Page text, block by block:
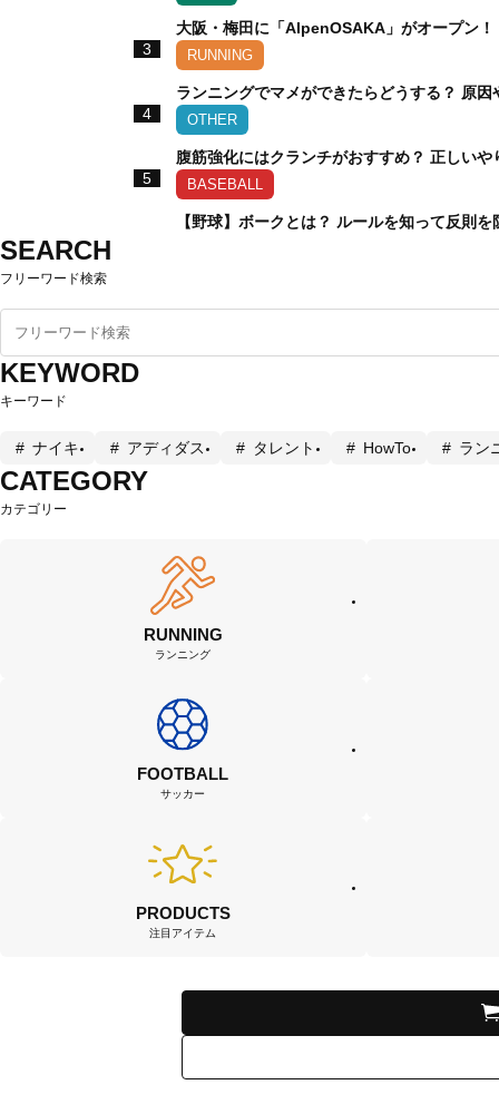
大阪・梅田に「AlpenOSAKA」がオープン
3
RUNNING
ランニングでマメができたらどうする？ 原
4
OTHER
腹筋強化にはクランチがおすすめ？ 正しいや
5
BASEBALL
【野球】ボークとは？ ルールを知って反則を
SEARCH
フリーワード検索
KEYWORD
キーワード
ナイキ アディダス タレント HowTo ラン
CATEGORY
カテゴリー
RUNNING
ランニング
FOOTBALL
サッカー
PRODUCTS
注目アイテム